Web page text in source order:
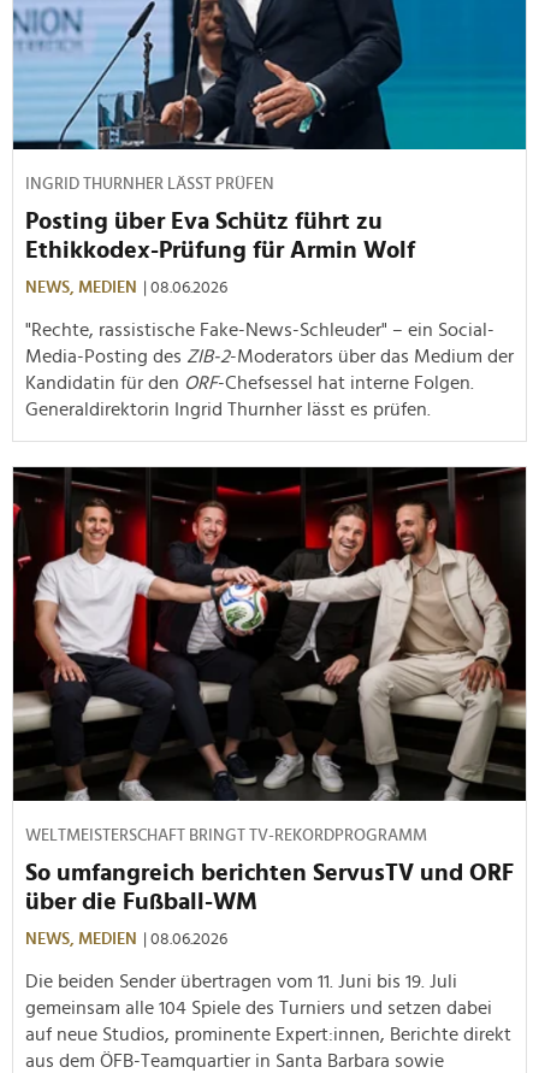
INGRID THURNHER LÄSST PRÜFEN
Posting über Eva Schütz führt zu
Ethikkodex-Prüfung für Armin Wolf
NEWS, MEDIEN | 08.06.2026
"Rechte, rassistische Fake-News-Schleuder" – ein Social-
Media-Posting des ZIB-2-Moderators über das Medium der
Kandidatin für den ORF-Chefsessel hat interne Folgen.
Generaldirektorin Ingrid Thurnher lässt es prüfen.
WELTMEISTERSCHAFT BRINGT TV-REKORDPROGRAMM
So umfangreich berichten ServusTV und ORF
über die Fußball-WM
NEWS, MEDIEN | 08.06.2026
Die beiden Sender übertragen vom 11. Juni bis 19. Juli
gemeinsam alle 104 Spiele des Turniers und setzen dabei
auf neue Studios, prominente Expert:innen, Berichte direkt
aus dem ÖFB-Teamquartier in Santa Barbara sowie